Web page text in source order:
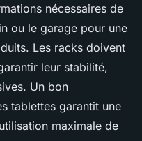
nécessaires de
ou le garage pour une
Les racks doivent
leur stabilité,
Un bon
tablettes garantit une
maximale de